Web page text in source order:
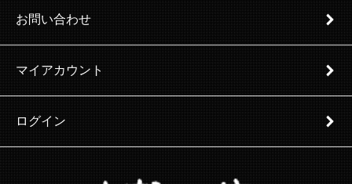
お問い合わせ
マイアカウント
ログイン